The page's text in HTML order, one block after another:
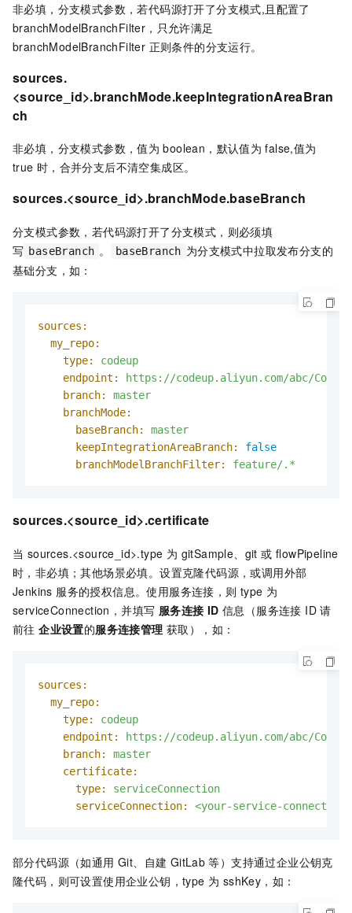
非必填，分支模式参数，若代码源打开了分支模式,且配置了
branchModelBranchFilter，只允许满足
branchModelBranchFilter 正则条件的分支运行。
sources.
<source_id>.branchMode.keepIntegrationAreaBran
ch
非必填，分支模式参数，值为 boolean，默认值为 false,值为
true 时，合并分支后不清空集成区。
sources.<source_id>.branchMode.baseBranch
分支模式参数，若代码源打开了分支模式，则必须填
写 baseBranch 。 baseBranch 为分支模式中拉取发布分支的
基础分支，如：
sources:
my_repo:
type:
codeup
endpoint:
https://codeup.aliyun.com/abc/
branch:
master
branchMode:
baseBranch:
master
keepIntegrationAreaBranch:
false
branchModelBranchFilter:
feature/.*
sources.<source_id>.certificate
当 sources.<source_id>.type 为 gitSample、git 或 flowPipeline
时，非必填；其他场景必填。设置克隆代码源，或调用外部
Jenkins 服务的授权信息。使用服务连接，则 type 为
serviceConnection，并填写 服务连接 ID 信息（服务连接 ID 请
前往企业设置的服务连接管理 获取），如：
sources:
my_repo:
type:
codeup
endpoint:
https://codeup.aliyun.com/abc/
branch:
master
certificate:
type:
serviceConnection
serviceConnection:
<your-service-
部分代码源（如通用 Git、自建 GitLab 等）支持通过企业公钥克
隆代码，则可设置使用企业公钥，type 为 sshKey，如：